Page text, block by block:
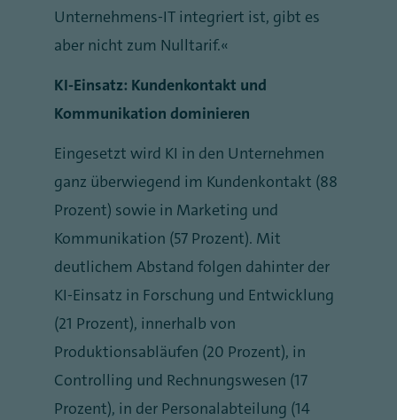
Unternehmens-IT integriert ist, gibt es
aber nicht zum Nulltarif.“
KI-Einsatz: Kundenkontakt und
Kommunikation dominieren
Eingesetzt wird KI in den Unternehmen
ganz überwiegend im Kundenkontakt (88
Prozent) sowie in Marketing und
Kommunikation (57 Prozent). Mit
deutlichem Abstand folgen dahinter der
KI-Einsatz in Forschung und Entwicklung
(21 Prozent), innerhalb von
Produktionsabläufen (20 Prozent), in
Controlling und Rechnungswesen (17
Prozent), in der Personalabteilung (14